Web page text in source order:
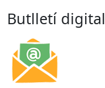
Butlletí digital